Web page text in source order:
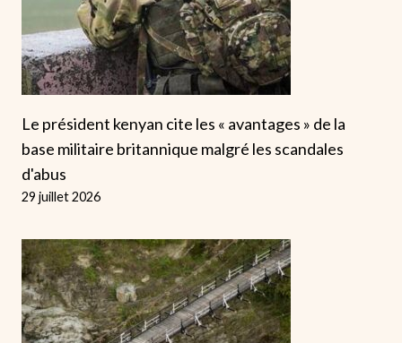
Le président kenyan cite les « avantages » de la
base militaire britannique malgré les scandales
d'abus
29 juillet 2026